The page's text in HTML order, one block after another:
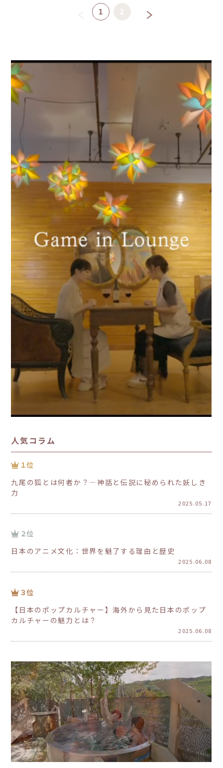
人気コラム
九尾の狐とは何者か？―神話と伝説に秘められた妖しき
力
2025.05.17
日本のアニメ文化：世界を魅了する理由と歴史
2025.06.08
【日本のポップカルチャー】海外から見た日本のポップ
カルチャーの魅力とは？
2025.06.08
1